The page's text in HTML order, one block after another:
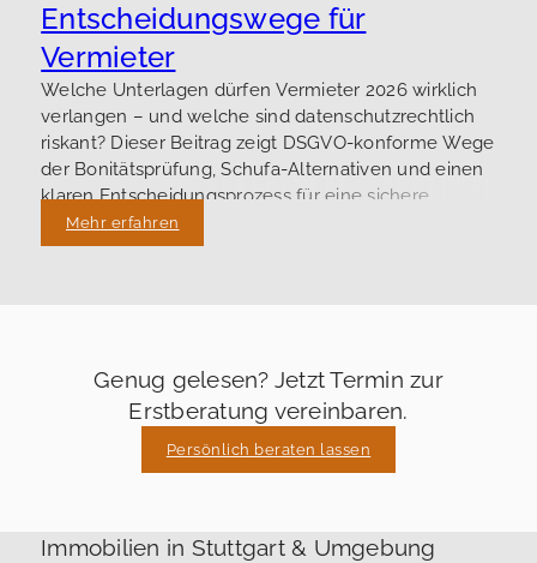
Entscheidungswege für
Vermieter
Welche Unterlagen dürfen Vermieter 2026 wirklich
verlangen – und welche sind datenschutzrechtlich
riskant? Dieser Beitrag zeigt DSGVO-konforme Wege
der Bonitätsprüfung, Schufa-Alternativen und einen
klaren Entscheidungsprozess für eine sichere
Vermietung.
Mehr erfahren
Genug gelesen? Jetzt Termin zur
Erstberatung vereinbaren.
Persönlich beraten lassen
Immobilien in Stuttgart & Umgebung